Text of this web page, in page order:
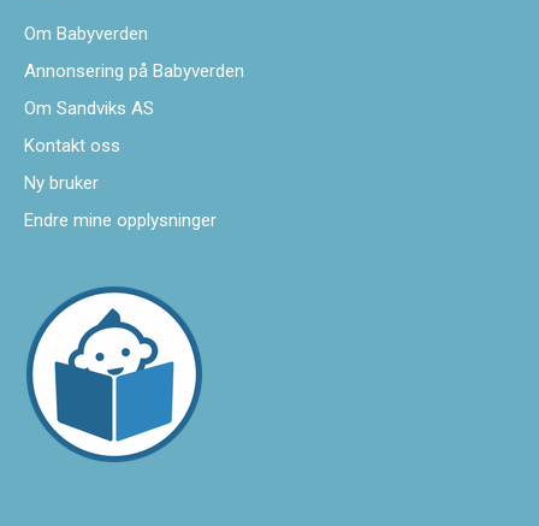
Om Babyverden
Annonsering på Babyverden
Om Sandviks AS
Kontakt oss
Ny bruker
Endre mine opplysninger